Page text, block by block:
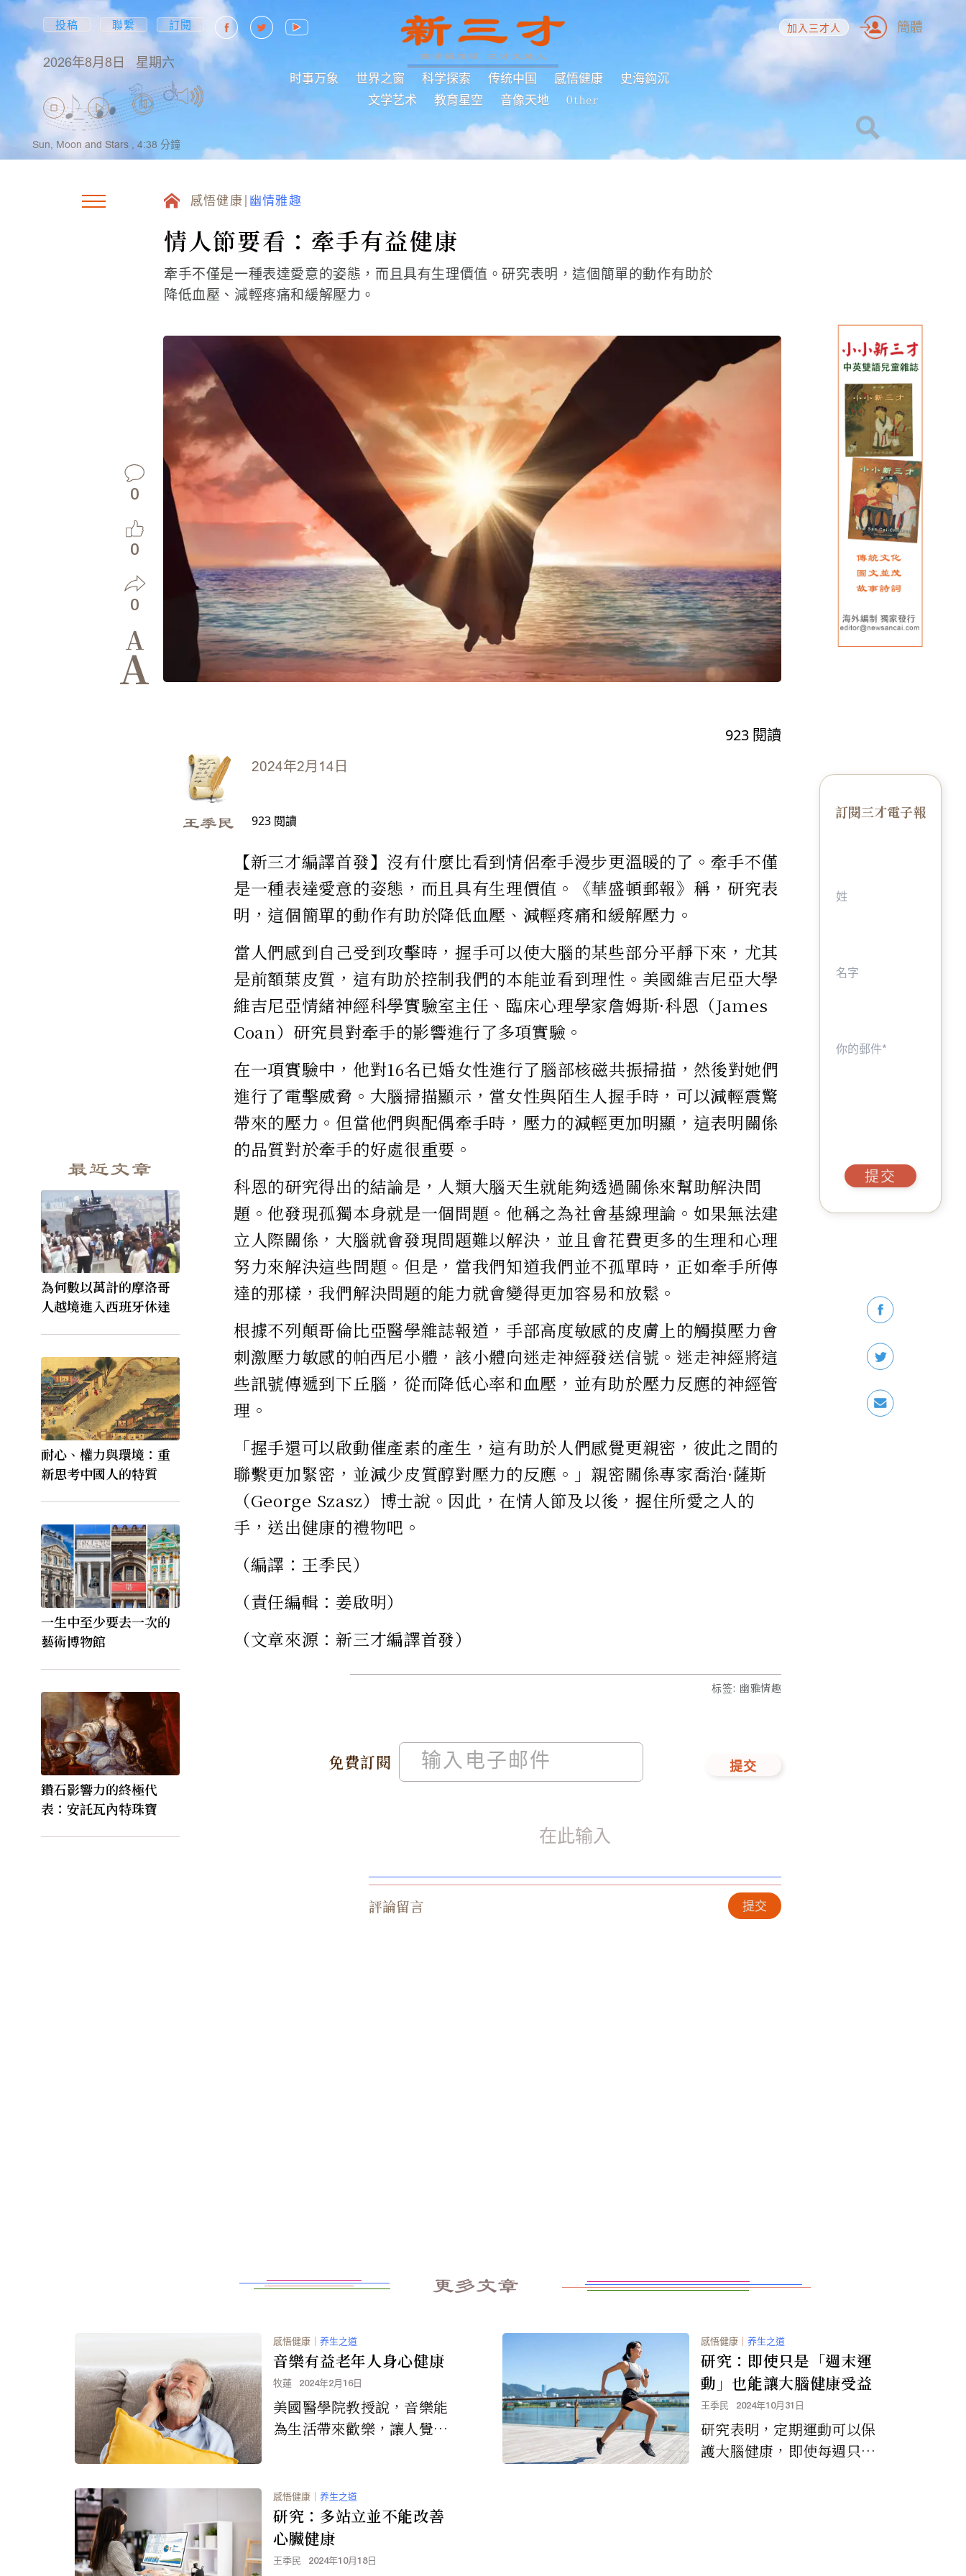
投稿 聯繫 訂閱
2026年8月8日 星期六
时事万象 世界之窗 科学探索 传统中国 感悟健康
史海鈎沉
文学艺术
教育星空 音像天地 Other
加入三才人 簡體
Sun, Moon and Stars , 4:38 分鐘
感悟健康 幽情雅趣
情人節要看：牽手有益健康
牽手不僅是一種表達愛意的姿態，而且具有生理價值。研究表明，這個簡單的動作有助於
降低血壓、減輕疼痛和緩解壓力。
0
0
0
A
A
923 閱讀
最近文章
為何數以萬計的摩洛哥
人越境進入西班牙休達
耐心、權力與環境：重
新思考中國人的特質
一生中至少要去一次的
藝術博物館
鑽石影響力的終極代
表：安託瓦內特珠寶
2024年2月14日
王季民 923 閱讀
【新三才編譯首發】沒有什麼比看到情侶牽手漫步更溫暖的了。牽手不僅
是一種表達愛意的姿態，而且具有生理價值。《華盛頓郵報》稱，研究表
明，這個簡單的動作有助於降低血壓、減輕疼痛和緩解壓力。
當人們感到自己受到攻擊時，握手可以使大腦的某些部分平靜下來，尤其
是前額葉皮質，這有助於控制我們的本能並看到理性。美國維吉尼亞大學
維吉尼亞情緒神經科學實驗室主任、臨床心理學家詹姆斯·科恩（James
Coan）研究員對牽手的影響進行了多項實驗。
在一項實驗中，他對16名已婚女性進行了腦部核磁共振掃描，然後對她們
進行了電擊威脅。大腦掃描顯示，當女性與陌生人握手時，可以減輕震驚
帶來的壓力。但當他們與配偶牽手時，壓力的減輕更加明顯，這表明關係
的品質對於牽手的好處很重要。
科恩的研究得出的結論是，人類大腦天生就能夠透過關係來幫助解決問
題。他發現孤獨本身就是一個問題。他稱之為社會基線理論。如果無法建
立人際關係，大腦就會發現問題難以解決，並且會花費更多的生理和心理
努力來解決這些問題。但是，當我們知道我們並不孤單時，正如牽手所傳
達的那樣，我們解決問題的能力就會變得更加容易和放鬆。
根據不列顛哥倫比亞醫學雜誌報道，手部高度敏感的皮膚上的觸摸壓力會
刺激壓力敏感的帕西尼小體，該小體向迷走神經發送信號。迷走神經將這
些訊號傳遞到下丘腦，從而降低心率和血壓，並有助於壓力反應的神經管
理。
「握手還可以啟動催產素的產生，這有助於人們感覺更親密，彼此之間的
聯繫更加緊密，並減少皮質醇對壓力的反應。」親密關係專家喬治·薩斯
（George Szasz）博士說。因此，在情人節及以後，握住所愛之人的
手，送出健康的禮物吧。
（編譯：王季民）
（責任編輯：姜啟明）
（文章來源：新三才編譯首發）
免費訂閱 提交
标签: 幽雅情趣
評論留言 提交
訂閱三才電子報
提交
更多文章
感悟健康 ｜ 养生之道
音樂有益老年人身心健康
牧蓮 2024年2月16日
美國醫學院教授說，音樂能
為生活帶來歡樂，讓人覺得
可以減輕多種與老化相關的
輕症。
感悟健康 ｜ 养生之道
研究：即使只是「週末運
動」也能讓大腦健康受益
王季民 2024年10月31日
研究表明，定期運動可以保
護大腦健康，即使每週只有
感悟健康 ｜ 养生之道
研究：多站立並不能改善
心臟健康
王季民 2024年10月18日